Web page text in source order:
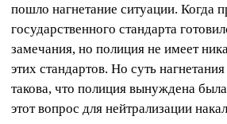
пошло нагнетание ситуации. Когда
государственного стандарта
замечания, но полиция не имеет
этих стандартов. Но суть
такова, что полиция вынуждена
этот вопрос для нейтрализации